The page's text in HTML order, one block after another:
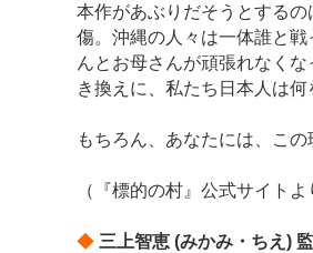
本作があぶりだそうとする
傷。沖縄の人々は一体誰と
んとお母さんが頑張れなく
き換えに、私たち日本人は何
もちろん、あなたには、こ
（『標的の村』公式サイトよ
◆ 三上智恵 (みかみ・ちえ)